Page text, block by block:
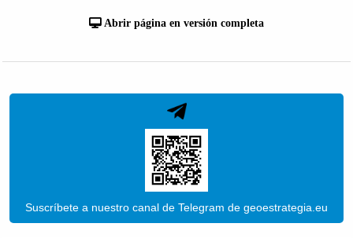
Abrir página en versión completa
Suscríbete a nuestro canal de Telegram de geoestrategia.eu